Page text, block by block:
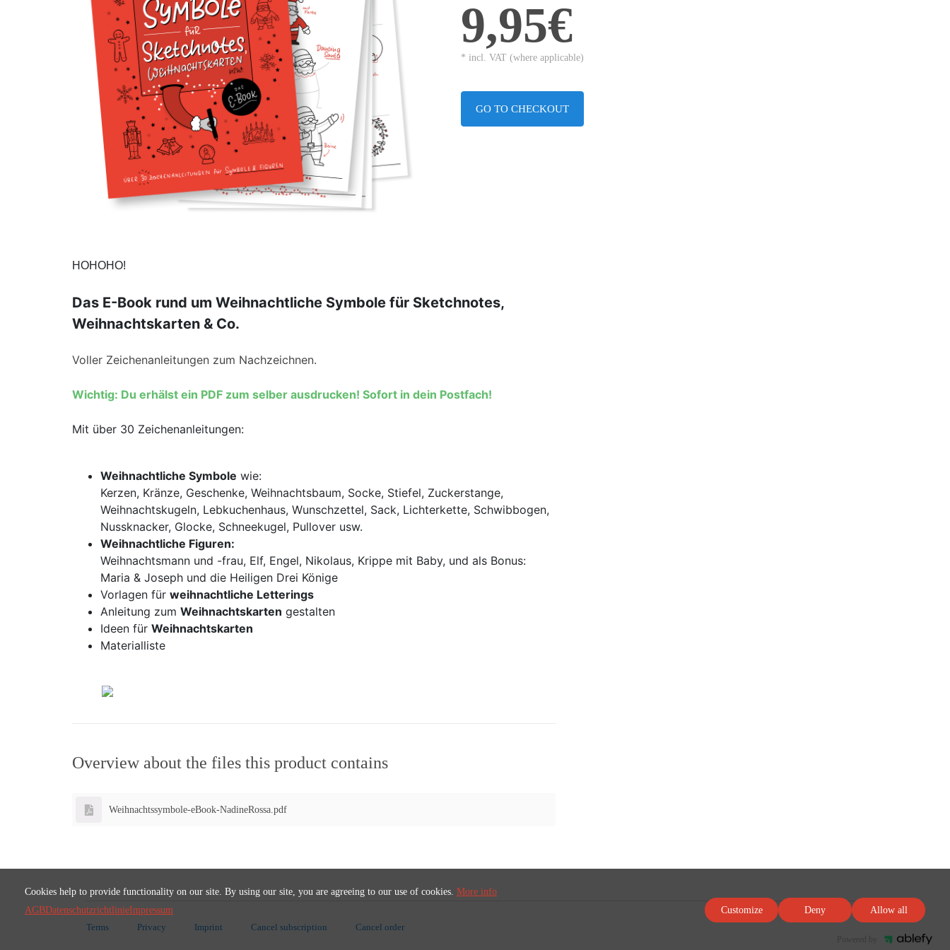
9,95€
* incl. VAT (where applicable)
GO TO CHECKOUT
HOHOHO!
Das E-Book rund um Weihnachtliche Symbole für Sketchnotes,
Weihnachtskarten & Co.
Voller Zeichenanleitungen zum Nachzeichnen.
Wichtig: Du erhälst ein PDF zum selber ausdrucken! Sofort in dein Postfach!
Mit über 30 Zeichenanleitungen:
Weihnachtliche Symbole wie:
Kerzen, Kränze, Geschenke, Weihnachtsbaum, Socke, Stiefel, Zuckerstange,
Weihnachtskugeln, Lebkuchenhaus, Wunschzettel, Sack, Lichterkette, Schwibbogen,
Nussknacker, Glocke, Schneekugel, Pullover usw.
Weihnachtliche Figuren:
Weihnachtsmann und -frau, Elf, Engel, Nikolaus, Krippe mit Baby, und als Bonus:
Maria & Joseph und die Heiligen Drei Könige
Vorlagen für weihnachtliche Letterings
Anleitung zum Weihnachtskarten gestalten
Ideen für Weihnachtskarten
Materialliste
Overview about the files this product contains
Weihnachtssymbole-eBook-NadineRossa.pdf
Terms Privacy Imprint Cancel subscription Cancel order
Cookies help to provide functionality on our site. By using our site, you are agreeing to our use of cookies. More info
AGBDatenschutzrichtlinieImpressum Customize Deny Allow all